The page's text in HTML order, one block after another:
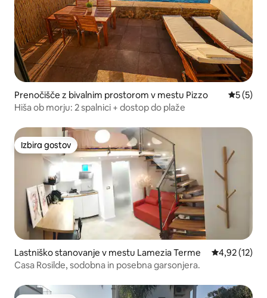
Prenočišče z bivalnim prostorom v mestu Pizzo
5 (5)
Hiša ob morju: 2 spalnici + dostop do plaže
Izbira gostov
Izbira gostov
Lastniško stanovanje v mestu Lamezia Terme Povprečna
4,92 (12)
Casa Rosilde, sodobna in posebna garsonjera.